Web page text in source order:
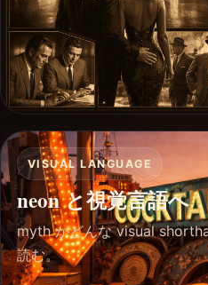
VISUAL LANGUAGE
neon と視覚言語へ
myth がどんな visual
読む。